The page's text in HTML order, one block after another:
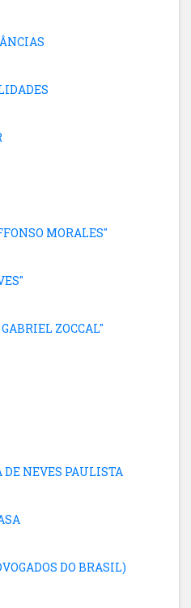
MORALES"
ZOCCAL"
DE NEVES PAULISTA
DO BRASIL)